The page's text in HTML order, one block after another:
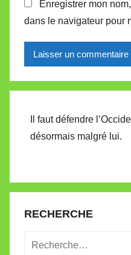
Enregistrer mon
dans le navigateur pour
Il faut défendre
désormais malgré lui.
RECHERCHE
Recherche